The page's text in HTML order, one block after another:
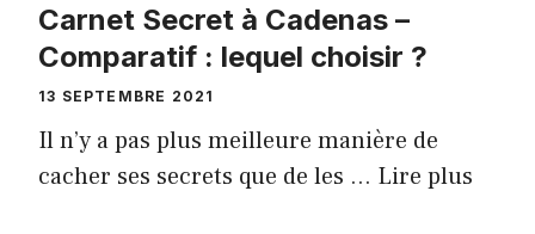
Carnet Secret à Cadenas –
Comparatif : lequel choisir ?
13 SEPTEMBRE 2021
Il n’y a pas plus meilleure manière de
cacher ses secrets que de les … Lire plus